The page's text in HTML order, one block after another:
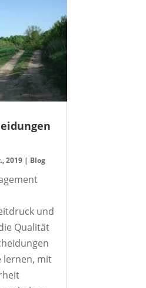
2019| Blog
und
Qualität
lernen, mit